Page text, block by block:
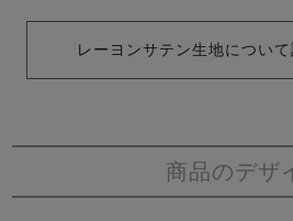
レーヨンサテン生地につい
商品のデザ